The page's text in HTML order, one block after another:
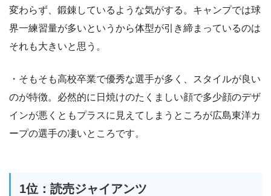
変わらず、鍛錬しているような気がする。キャンプでは球
界一練習量が多いというから体型が引き締まっているのは
それも大きいと思う。
・そもそも高校卒業で優秀な選手が多く、スタイルが良い
のが特徴。必然的に日焼けのたくましい顔で多少顔のデザ
インが悪くともプラスに見えてしまうところが広島東洋カ
ープの選手の凄いところです。
1位：読売ジャイアンツ